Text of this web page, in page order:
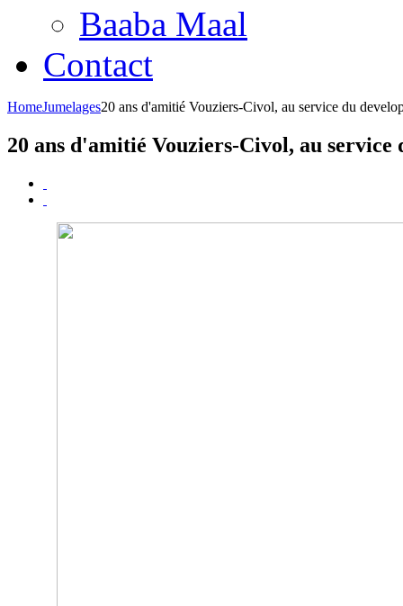
Baaba Maal
Contact
HomeJumelages20 ans d'amitié Vouziers-Civol, au service du
20 ans d'amitié Vouziers-Civol, au service